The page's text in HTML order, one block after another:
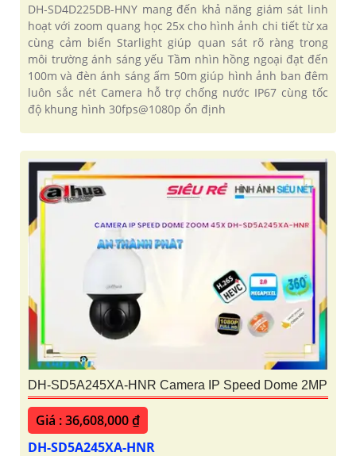
DH-SD4D225DB-HNY mang đến khả năng giám sát linh
hoạt với zoom quang học 25x cho hình ảnh chi tiết từ xa
cùng cảm biến Starlight giúp quan sát rõ ràng trong
môi trường ánh sáng yếu Tầm nhìn hồng ngoại đạt đến
100m và đèn ánh sáng ấm 50m giúp hình ảnh ban đêm
luôn sắc nét Camera hỗ trợ chống nước IP67 cùng tốc
độ khung hình 30fps@1080p ổn định
DH-SD5A245XA-HNR Camera IP Speed Dome 2MP
Giá : 36,608,000 ₫
DH-SD5A245XA-HNR